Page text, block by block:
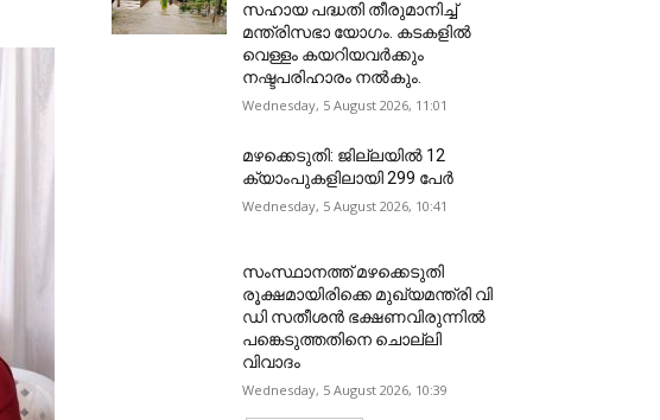
സഹായ പദ്ധതി തീരുമാനിച്ച്
മന്ത്രിസഭാ യോഗം. കടകളിൽ
വെള്ളം കയറിയവർക്കും
നഷ്ടപരിഹാരം നൽകും.
Wednesday, 5 August 2026, 11:01
മഴക്കെടുതി: ജില്ലയിൽ 12
ക്യാംപുകളിലായി 299 പേർ
Wednesday, 5 August 2026, 10:41
സംസ്ഥാനത്ത് മഴക്കെടുതി
രൂക്ഷമായിരിക്കെ മുഖ്യമന്ത്രി വി
ഡി സതീശന്‍ ഭക്ഷണവിരുന്നില്‍
പങ്കെടുത്തതിനെ ചൊല്ലി
വിവാദം
Wednesday, 5 August 2026, 10:39